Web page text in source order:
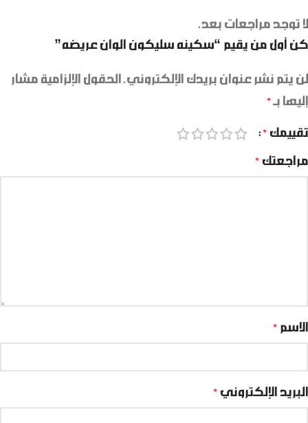
لا توجد مراجعات بعد.
كن أول من يقيم “سكينه سليكون الوان عريضه”
لن يتم نشر عنوان بريدك الإلكتروني. الحقول الإلزامية مشار
إليها بـ *
تقييمك *
مراجعتك *
الاسم *
البريد الإلكتروني *